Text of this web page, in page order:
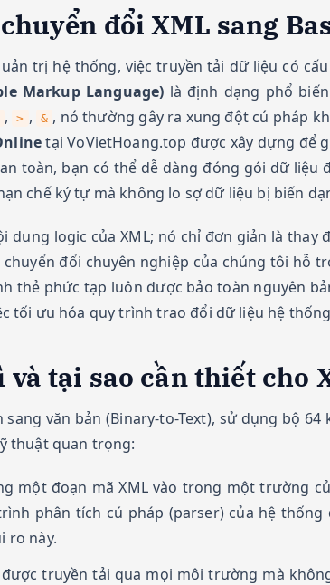
đổi XML sang
trị hệ thống, việc truyền tải dữ liệu có
Markup Language) là định dạng phổ
, > , & , nó thường gây ra xung đột cú pháp
tại VoVietHoang.top được xây dựng để
toàn, bạn có thể dễ dàng đóng gói dữ
chế ký tự mà không lo sợ dữ liệu bị biến
dung logic của XML; nó chỉ đơn giản là
đổi chuyên nghiệp của chúng tôi hỗ
thẻ phức tạp luôn được bảo toàn nguyên
tối ưu hóa quy trình trao đổi dữ liệu hệ
và tại sao cần thiết cho
văn bản (Binary-to-Text), sử dụng bộ
thuật quan trọng:
một đoạn mã XML vào trong một trường
phân tích cú pháp (parser) của hệ
ro này.
được truyền tải qua mọi môi trường mà